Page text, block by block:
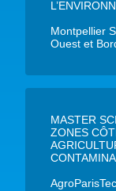
Montpellier
Ouest et
MASTER
ZONES